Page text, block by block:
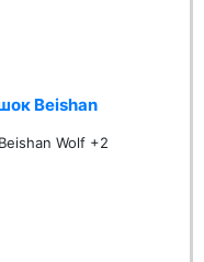
Beishan
Wolf +2